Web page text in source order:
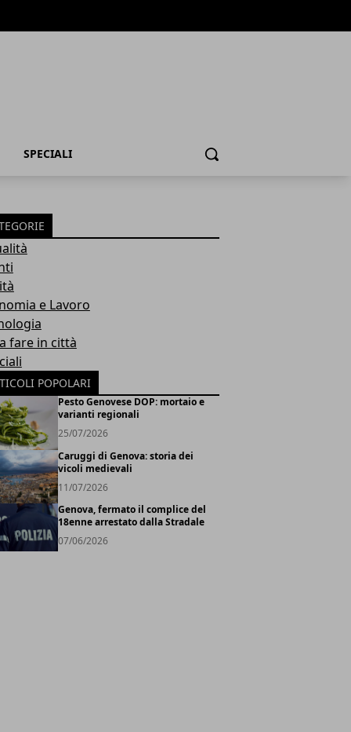
SPECIALI Cerca
e Lavoro
fare in città
POPOLARI
Pesto Genovese DOP: mortaio e
varianti regionali
25/07/2026
Caruggi di Genova: storia dei
vicoli medievali
11/07/2026
Genova, fermato il complice del
18enne arrestato dalla Stradale
07/06/2026